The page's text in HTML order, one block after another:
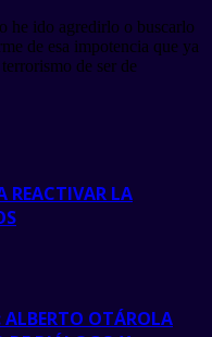
he ido agredirlo o buscarlo
de esa impotencia que ya
de ser de
REACTIVAR LA
ALBERTO OTÁROLA